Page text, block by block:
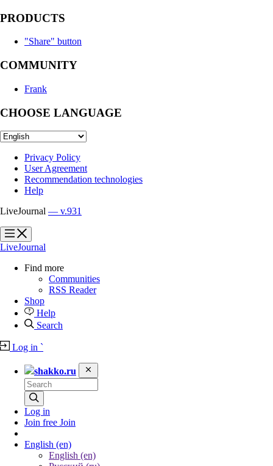
PRODUCTS
"Share" button
COMMUNITY
Frank
CHOOSE LANGUAGE
Privacy Policy
User Agreement
Recommendation technologies
Help
LiveJournal — v.931
?
?
LiveJournal
Find more
Communities
RSS Reader
Shop
Help
Search
Log in `
shakko.ru
Log in
Join free Join
English (en)
English (en)